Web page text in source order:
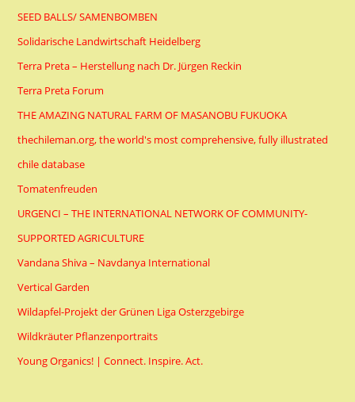
SEED BALLS/ SAMENBOMBEN
Solidarische Landwirtschaft Heidelberg
Terra Preta – Herstellung nach Dr. Jürgen Reckin
Terra Preta Forum
THE AMAZING NATURAL FARM OF MASANOBU FUKUOKA
thechileman.org, the world's most comprehensive, fully illustrated
chile database
Tomatenfreuden
URGENCI – THE INTERNATIONAL NETWORK OF COMMUNITY-
SUPPORTED AGRICULTURE
Vandana Shiva – Navdanya International
Vertical Garden
Wildapfel-Projekt der Grünen Liga Osterzgebirge
Wildkräuter Pflanzenportraits
Young Organics! | Connect. Inspire. Act.